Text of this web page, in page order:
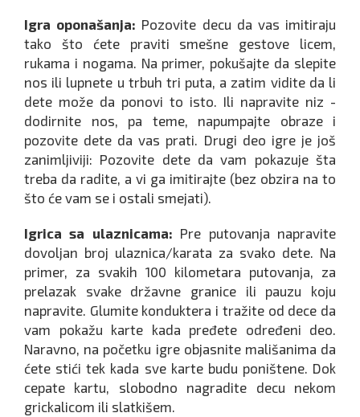
Igra oponašanja: Pozovite decu da vas imitiraju
tako što ćete praviti smešne gestove licem,
rukama i nogama. Na primer, pokušajte da slepite
nos ili lupnete u trbuh tri puta, a zatim vidite da li
dete može da ponovi to isto. Ili napravite niz -
dodirnite nos, pa teme, napumpajte obraze i
pozovite dete da vas prati. Drugi deo igre je još
zanimljiviji: Pozovite dete da vam pokazuje šta
treba da radite, a vi ga imitirajte (bez obzira na to
što će vam se i ostali smejati).
Igrica sa ulaznicama: Pre putovanja napravite
dovoljan broj ulaznica/karata za svako dete. Na
primer, za svakih 100 kilometara putovanja, za
prelazak svake državne granice ili pauzu koju
napravite. Glumite konduktera i tražite od dece da
vam pokažu karte kada pređete određeni deo.
Naravno, na početku igre objasnite mališanima da
ćete stići tek kada sve karte budu poništene. Dok
cepate kartu, slobodno nagradite decu nekom
grickalicom ili slatkišem.